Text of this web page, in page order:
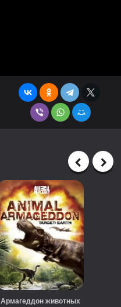
Армагеддон животных